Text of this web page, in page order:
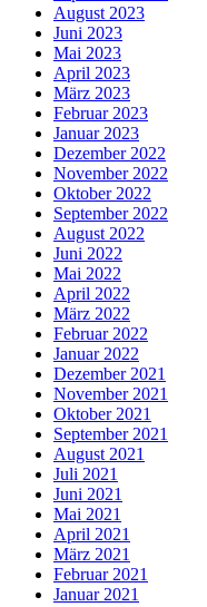
August 2023
Juni 2023
Mai 2023
April 2023
März 2023
Februar 2023
Januar 2023
Dezember 2022
November 2022
Oktober 2022
September 2022
August 2022
Juni 2022
Mai 2022
April 2022
März 2022
Februar 2022
Januar 2022
Dezember 2021
November 2021
Oktober 2021
September 2021
August 2021
Juli 2021
Juni 2021
Mai 2021
April 2021
März 2021
Februar 2021
Januar 2021